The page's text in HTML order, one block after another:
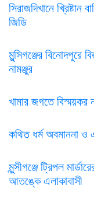
সিরাজদিখানে খ্রিষ্টান
জিডি
মুন্সিগঞ্জের বিনোদপুরে
নামঞ্জুর
খামার জগতে বিস্ময়কর
কথিত ধর্ম অবমাননা
মুন্সীগঞ্জে ট্রিপল
আতঙ্কে এলাকাবাসী